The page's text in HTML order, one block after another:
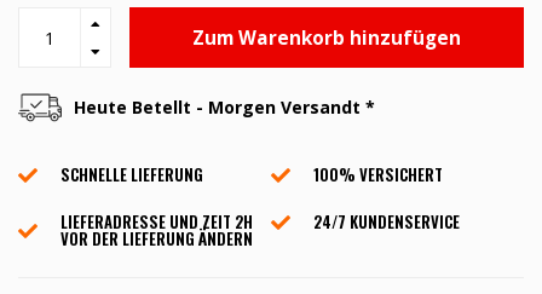
Zum Warenkorb hinzufügen
Heute Betellt - Morgen Versandt *
SCHNELLE LIEFERUNG
100% VERSICHERT
LIEFERADRESSE UND ZEIT 2H
VOR DER LIEFERUNG ÄNDERN
24/7 KUNDENSERVICE